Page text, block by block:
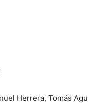
Herrera, Tomás